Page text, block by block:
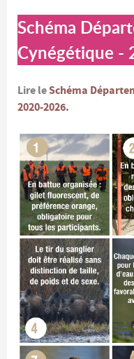
Schéma
Cynégétique -
Lire leSchéma
2020-2026.